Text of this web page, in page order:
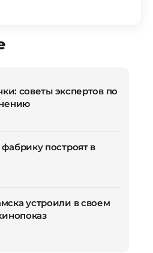
советы экспертов по
построят в
устроили в своем